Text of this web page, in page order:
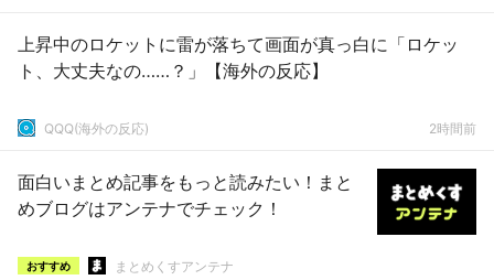
上昇中のロケットに雷が落ちて画面が真っ白に「ロケッ
ト、大丈夫なの……？」【海外の反応】
QQQ(海外の反応) 2時間前
面白いまとめ記事をもっと読みたい！まと
めブログはアンテナでチェック！
おすすめ まとめくすアンテナ